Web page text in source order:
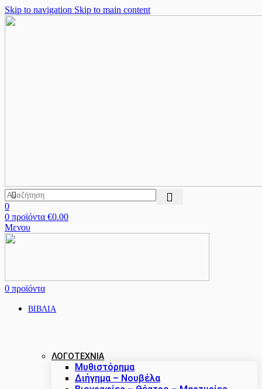
Skip to navigation Skip to main content
0
0 προϊόντα €0.00
Μενου
0 προϊόντα
ΒΙΒΛΙΑ
ΛΟΓΟΤΕΧΝΙΑ
Μυθιστόρημα
Διήγημα – Νουβέλα